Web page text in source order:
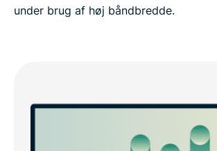
under brug af høj båndbredde.